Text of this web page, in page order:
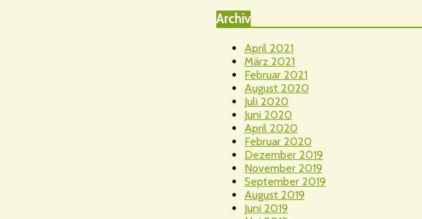
Archiv
April 2021
März 2021
Februar 2021
August 2020
Juli 2020
Juni 2020
April 2020
Februar 2020
Dezember 2019
November 2019
September 2019
August 2019
Juni 2019